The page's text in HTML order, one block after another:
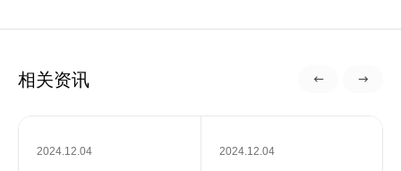
相关资讯
2024.12.04 2024.12.04